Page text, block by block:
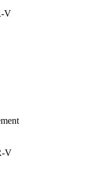
V
V